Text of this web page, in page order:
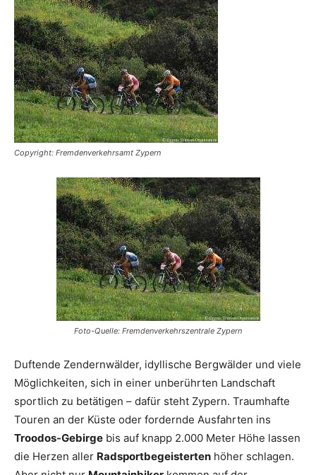
Reiseempfehlungen.
Copyright: Fremdenverkehrsamt Zypern
Foto-Quelle: Fremdenverkehrszentrale Zypern
Duftende Zendernwälder, idyllische Bergwälder und viele
Möglichkeiten, sich in einer unberührten Landschaft
sportlich zu betätigen – dafür steht Zypern. Traumhafte
Touren an der Küste oder fordernde Ausfahrten ins
Troodos-Gebirge bis auf knapp 2.000 Meter Höhe lassen
die Herzen aller Radsportbegeisterten höher schlagen.